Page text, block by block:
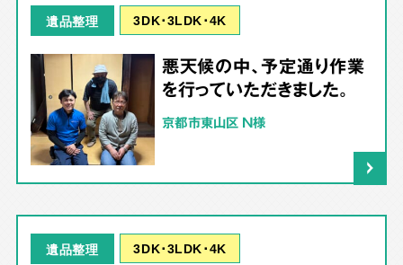
遺品整理 3DK･3LDK･4K
悪天候の中、予定通り作業
を行っていただきました。
京都市東山区 N様
遺品整理 3DK･3LDK･4K